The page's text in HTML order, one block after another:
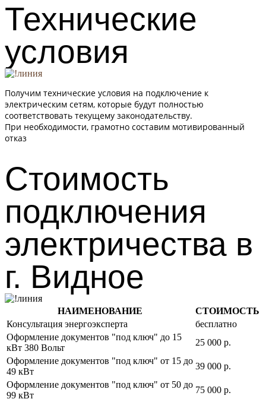
Технические
условия
Получим технические условия на подключение к
электрическим сетям, которые будут полностью
соответствовать текущему законодательству.
При необходимости, грамотно составим мотивированный
отказ
Стоимость
подключения
электричества в
г. Видное
НАИМЕНОВАНИЕ
СТОИМОСТЬ
Консультация энергоэксперта
бесплатно
Оформление документов "под ключ" до 15
кВт 380 Вольт
25 000 р.
Оформление документов "под ключ" от 15 до
49 кВт
39 000 р.
Оформление документов "под ключ" от 50 до
99 кВт
75 000 р.